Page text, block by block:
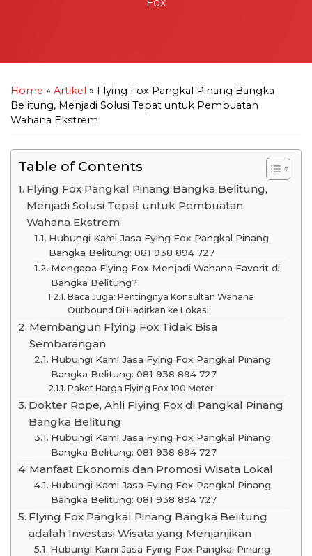
Home » Artikel » Flying Fox Pangkal Pinang Bangka
Belitung, Menjadi Solusi Tepat untuk Pembuatan
Wahana Ekstrem
Table of Contents
Flying Fox Pangkal Pinang Bangka Belitung,
Menjadi Solusi Tepat untuk Pembuatan
Wahana Ekstrem
Hubungi Kami Jasa Fying Fox Pangkal Pinang
Bangka Belitung: 081 938 894 727
Mengapa Flying Fox Menjadi Wahana Favorit di
Bangka Belitung?
Baca Juga: Pentingnya Konsultan Wahana
Outbound Di Hadirkan ke Lokasi
Membangun Flying Fox Tidak Bisa
Sembarangan
Hubungi Kami Jasa Fying Fox Pangkal Pinang
Bangka Belitung: 081 938 894 727
Paket Harga Flying Fox 100 Meter
Dokter Rope, Ahli Flying Fox di Pangkal Pinang
Bangka Belitung
Hubungi Kami Jasa Fying Fox Pangkal Pinang
Bangka Belitung: 081 938 894 727
Manfaat Ekonomis dan Promosi Wisata Lokal
Hubungi Kami Jasa Fying Fox Pangkal Pinang
Bangka Belitung: 081 938 894 727
Flying Fox Pangkal Pinang Bangka Belitung
adalah Investasi Wisata yang Menjanjikan
Hubungi Kami Jasa Fying Fox Pangkal Pinang